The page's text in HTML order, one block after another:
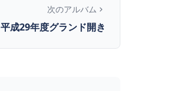
次のアルバム
平成29年度グランド開き